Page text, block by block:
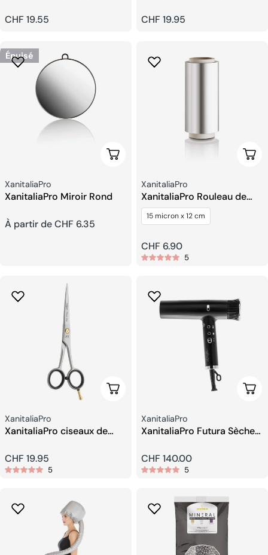
Prix
habituel
CHF 19.55
Prix
CHF 19.95
Épuisé
Choisissez Les Options
Fournisseur:
XanitaliaPro
XanitaliaPro Miroir Rond
Prix
À partir de CHF 6.35
Fournisseur:
XanitaliaPro
XanitaliaPro Rouleau de
Papier Aluminium
15 micron x 12 cm
Prix
CHF 6.90
5
Ajouter Au Panier
Fournisseur:
XanitaliaPro
XanitaliaPro ciseaux de
Prix
CHF 19.95
5
Fournisseur:
XanitaliaPro
XanitaliaPro Futura Sèche-
Prix
CHF 140.00
5